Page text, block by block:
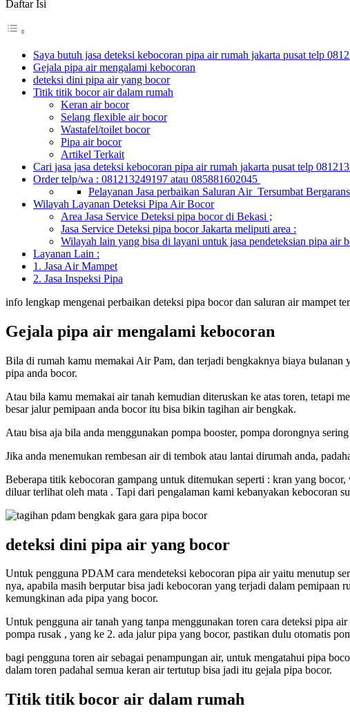
Daftar Isi
Saya butuh jasa deteksi kebocoran pipa air rumah jakarta pusat telp
Gejala pipa air mengalami kebocoran
deteksi dini pipa air yang bocor
Titik titik bocor air dalam rumah
Keran air bocor
Selang flexible air bocor
Wastafel/toilet bocor
Pipa air bocor
Artikel Terkait
Cari jasa jasa deteksi kebocoran pipa air rumah jakarta pusat telp
Order telp/wa : 081213249197 atau 085881602045
Pelayanan Jasa perbaikan Saluran Air Tersumbat
Wilayah Layanan Deteksi Pipa Air Bocor
Area Jasa Service Deteksi pipa bocor di Bekasi ;
Jasa Service Deteksi pipa bocor Jakarta meliputi area :
Wilayah lain yang bisa di layani untuk jasa pendeteksian pipa air
Layanan Lain :
1. Jasa Air Mampet
2. Jasa Inspeksi Pipa
info lengkap mengenai perbaikan deteksi pipa bocor dan saluran air mampet
Gejala pipa air mengalami kebocoran
Bila di rumah kamu memakai Air Pam, dan terjadi bengkaknya biaya
pipa anda bocor.
Atau bila kamu memakai air tanah kemudian diteruskan ke atas toren, tetapi
besar jalur pemipaan anda bocor itu bisa bikin tagihan air bengkak.
Atau bisa aja bila anda menggunakan pompa booster, pompa dorongnya
Jika anda menemukan rembesan air di tembok atau lantai dirumah anda,
Beberapa titik kebocoran gampang untuk ditemukan seperti : kran yang
diluar terlihat oleh mata . Tapi dari pengalaman kami kebanyakan kebocoran
deteksi dini pipa air yang bocor
Untuk pengguna PDAM cara mendeteksi kebocoran pipa air yaitu menutup
nya, apabila masih berputar bisa jadi kebocoran yang terjadi dalam
kemungkinan ada pipa yang bocor.
Untuk pengguna air tanah yang tanpa menggunakan toren cara deteksi pipa
pompa rusak , yang ke 2. ada jalur pipa yang bocor, pastikan dulu otomatis
bagi pengguna toren air sebagai penampungan air, untuk mengatahui pipa
dalam toren padahal semua keran air tertutup bisa jadi itu gejala pipa bocor.
Titik titik bocor air dalam rumah